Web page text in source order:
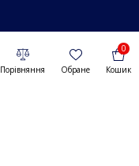
Порівняння Обране Кошик
0